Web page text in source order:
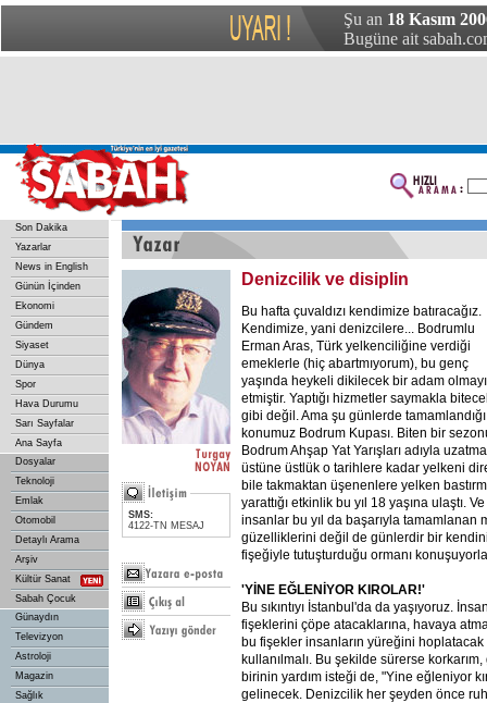
Şu an 18 Kasım
Bugüne ait
Son Dakika
Yazarlar
News in English
Günün İçinden
Ekonomi
Gündem
Siyaset
Dünya
Spor
Hava Durumu
Sarı Sayfalar
Ana Sayfa
Dosyalar
Teknoloji
Emlak
Otomobil
Detaylı Arama
Arşiv
Kültür Sanat
Sabah Çocuk
Günaydın
Televizyon
Astroloji
Magazin
Sağlık
SMS:
4122-TN MESAJ
Denizcilik ve disiplin
Bu hafta çuvaldızı kendimize batıracağız.
Kendimize, yani denizcilere... Bodrumlu
Erman Aras, Türk yelkenciliğine verdiği
emeklerle (hiç abartmıyorum), bu genç
yaşında heykeli dikilecek bir adam
etmiştir. Yaptığı hizmetler saymakla
gibi değil. Ama şu günlerde
konumuz Bodrum Kupası. Biten bir
Bodrum Ahşap Yat Yarışları adıyla
üstüne üstlük o tarihlere kadar yelkeni
bile takmaktan üşenenlere yelken
yarattığı etkinlik bu yıl 18 yaşına ulaştı.
insanlar bu yıl da başarıyla tamamlanan
güzelliklerini değil de günlerdir bir kendini
fişeğiyle tutuşturduğu ormanı
'YİNE EĞLENİYOR KIROLAR!'
Bu sıkıntıyı İstanbul'da da yaşıyoruz.
fişeklerini çöpe atacaklarına, havaya
bu fişekler insanların yüreğini hoplatacak
kullanılmalı. Bu şekilde sürerse
birinin yardım isteği de, "Yine eğleniyor
gelinecek. Denizcilik her şeyden önce